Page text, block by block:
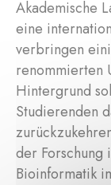
Akademische
eine
verbringen
renommierten
Hintergrund
Studierenden
der Forschung
Bioinformatik